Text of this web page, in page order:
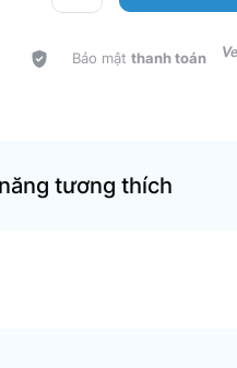
Bảo mậtthanh toán
tương thích